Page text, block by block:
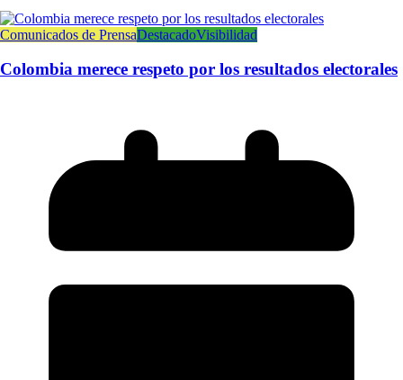
Comunicados de PrensaDestacadoVisibilidad
Colombia merece respeto por los resultados electorales